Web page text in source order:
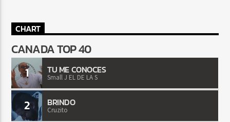
CHART
CANADA TOP 40
1 TU ME CONOCES
Small J EL DE LA S
2 BRINDO
Cruzito